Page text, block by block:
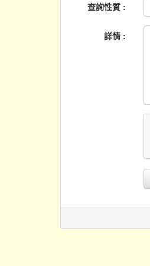
查詢性質 :
詳情 :